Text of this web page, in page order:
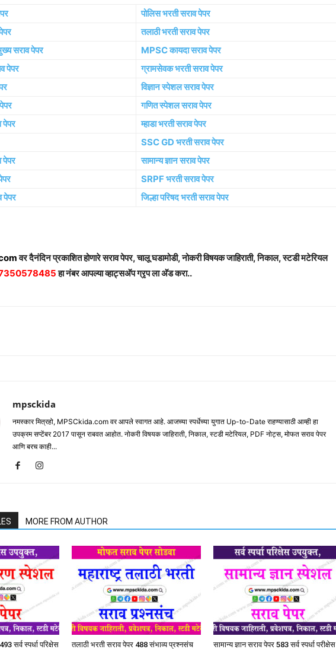
पोलिस भरती सराव पेपर
तलाठी भरती सराव पेपर
सराव पेपर
MPSC कायदा सराव पेपर
पेपर
ग्रामसेवक भरती सराव पेपर
विज्ञान स्पेशल सराव पेपर
गणित स्पेशल सराव पेपर
पेपर
म्हाडा भरती सराव पेपर
SSC GD भरती सराव पेपर
पेपर
सामान्य ज्ञान सराव पेपर
SRPF भरती सराव पेपर
पेपर
जिल्हा परिषद भरती सराव पेपर
वर दैनंदिन प्रकाशित होणारे सराव पेपर, चालू घडामोडी, नोकरी विषयक जाहिराती, निकाल, स्टडी मटेरियल
हा नंबर आपल्या व्हाट्सअ‍ॅप ग्रृप ला अ‍ॅड करा..
mpsckida
नमस्कार मित्रहो, MPSCkida.com वर आपले स्वागत आहे. आजच्या स्पर्धेच्या युगात Up-to-Date राहण्यासाठी आम्ही हा
उपक्रम सप्टेंबर 2017 पासून राबवत आहोत. नोकरी विषयक जाहिराती, निकाल, स्टडी मटेरियल, PDF नोट्स, मोफत सराव पेपर
आणि बरच काही...
MORE FROM AUTHOR
सर्व स्पर्धा परिक्षेस तलाठी भरती सराव पेपर 488 संभाव्य प्रश्नसंच सामान्य ज्ञान सराव पेपर 583 सर्व स्पर्धा परीक्षेस